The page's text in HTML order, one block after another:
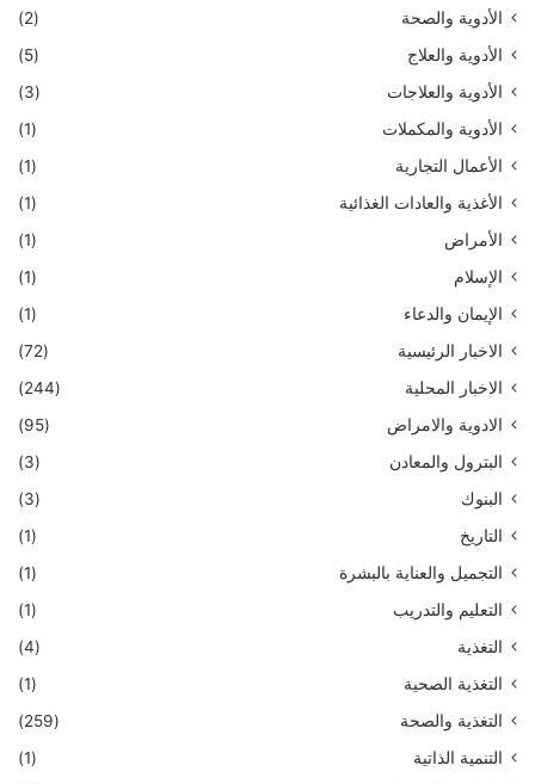
الأدوية والصحة
(2)
الأدوية والعلاج
(5)
الأدوية والعلاجات
(3)
الأدوية والمكملات
(1)
الأعمال التجارية
(1)
الأغذية والعادات الغذائية
(1)
الأمراض
(1)
الإسلام
(1)
الإيمان والدعاء
(1)
الاخبار الرئيسية
(72)
الاخبار المحلية
(244)
الادوية والامراض
(95)
البترول والمعادن
(3)
البنوك
(3)
التاريخ
(1)
التجميل والعناية بالبشرة
(1)
التعليم والتدريب
(1)
التغذية
(4)
التغذية الصحية
(1)
التغذية والصحة
(259)
التنمية الذاتية
(1)